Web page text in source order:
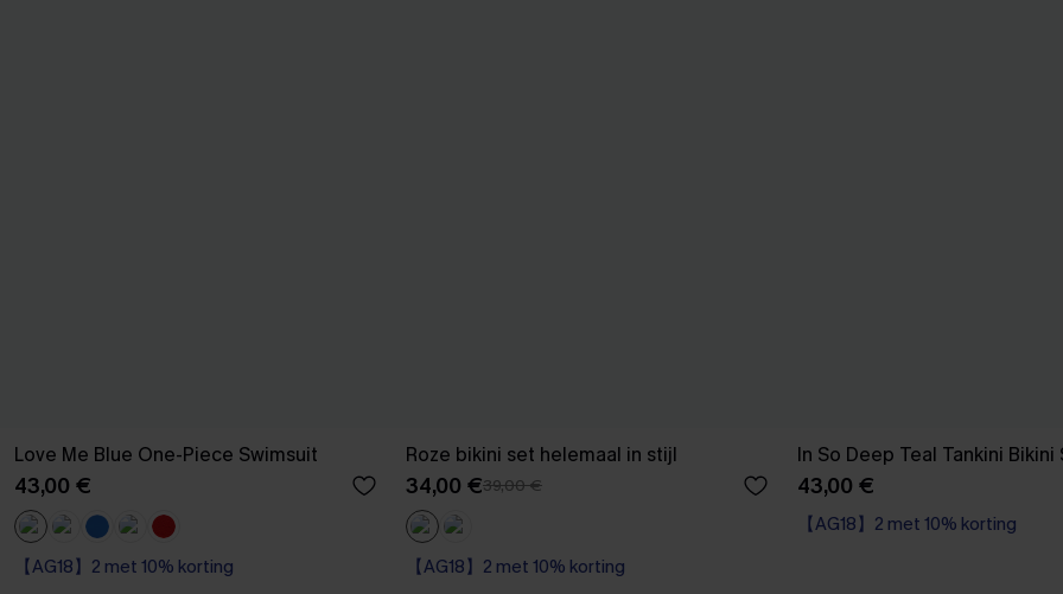
Love Me Blue One-Piece Swimsuit
43,00 €
【AG18】2 met 10% korting
Roze bikini set helemaal in stijl
34,00 €39,00 €
【AG18】2 met 10% korting
In So Deep Teal Tankini Bikini
43,00 €
【AG18】2 met 10% korting